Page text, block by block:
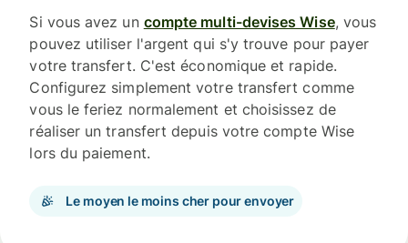
Si vous avez un compte multi-devises Wise, vous
pouvez utiliser l'argent qui s'y trouve pour payer
votre transfert. C'est économique et rapide.
Configurez simplement votre transfert comme
vous le feriez normalement et choisissez de
réaliser un transfert depuis votre compte Wise
lors du paiement.
Le moyen le moins cher pour envoyer